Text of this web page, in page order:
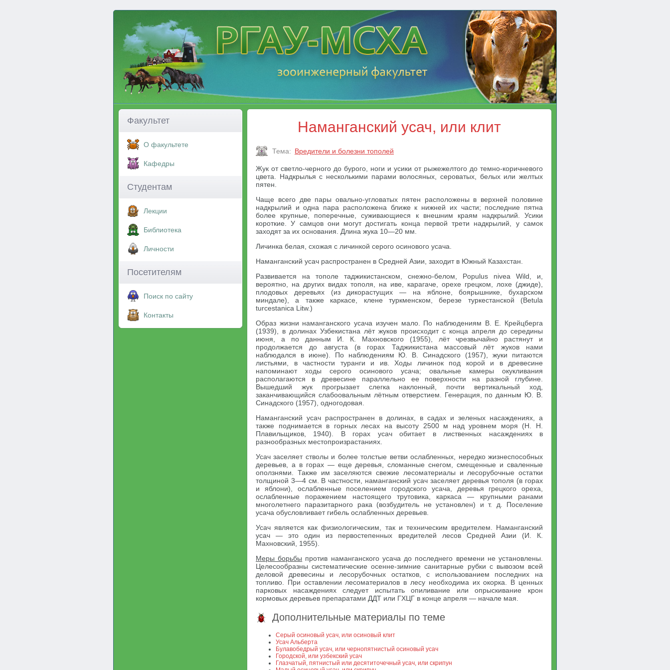
Факультет
О факультете
Кафедры
Студентам
Лекции
Библиотека
Личности
Посетителям
Поиск по сайту
Контакты
Наманганский усач, или клит
Тема: Вредители и болезни тополей
Жук от светло-черного до бурого, ноги и усики от рыжежелтого до темно-коричневого
цвета. Надкрылья с несколькими парами волосяных, сероватых, белых или желтых
пятен.
Чаще всего две пары овально-угловатых пятен расположены в верхней половине
надкрылий и одна пара расположена ближе к нижней их части; последние пятна
более крупные, поперечные, суживающиеся к внешним краям надкрылий. Усики
короткие. У самцов они могут достигать конца первой трети надкрылий, у самок
заходят за их основания. Длина жука 10—20 мм.
Личинка белая, схожая с личинкой серого осинового усача.
Наманганский усач распространен в Средней Азии, заходит в Южный Казахстан.
Развивается на тополе таджикистанском, снежно-белом, Populus nivea Wild, и,
вероятно, на других видах тополя, на иве, карагаче, орехе грецком, лохе (джиде),
плодовых деревьях (из дикорастущих — на яблоне, боярышнике, бухарском
миндале), а также каркасе, клене туркменском, березе туркестанской (Betula
turcestanica Litw.)
Образ жизни наманганского усача изучен мало. По наблюдениям В. Е. Крейцберга
(1939), в долинах Узбекистана лёт жуков происходит с конца апреля до середины
июня, а по данным И. К. Махновского (1955), лёт чрезвычайно растянут и
продолжается до августа (в горах Таджикистана массовый лёт жуков нами
наблюдался в июне). По наблюдениям Ю. В. Синадского (1957), жуки питаются
листьями, в частности туранги и ив. Ходы личинок под корой и в древесине
напоминают ходы серого осинового усача; овальные камеры окукливания
располагаются в древесине параллельно ее поверхности на разной глубине.
Вышедший жук прогрызает слегка наклонный, почти вертикальный ход,
заканчивающийся слабоовальным лётным отверстием. Генерация, по данным Ю. В.
Синадского (1957), одногодовая.
Наманганский усач распространен в долинах, в садах и зеленых насаждениях, а
также поднимается в горных лесах на высоту 2500 м над уровнем моря (Н. Н.
Плавильщиков, 1940). В горах усач обитает в лиственных насаждениях в
разнообразных местопроизрастаниях.
Усач заселяет стволы и более толстые ветви ослабленных, нередко жизнеспособных
деревьев, а в горах — еще деревья, сломанные снегом, смещенные и сваленные
оползнями. Также им заселяются свежие лесоматериалы и лесорубочные остатки
толщиной 3—4 см. В частности, наманганский усач заселяет деревья тополя (в горах
и яблони), ослабленные поселением городского усача, деревья грецкого ореха,
ослабленные поражением настоящего трутовика, каркаса — крупными ранами
многолетнего паразитарного рака (возбудитель не установлен) и т. д. Поселение
усача обусловливает гибель ослабленных деревьев.
Усач является как физиологическим, так и техническим вредителем. Наманганский
усач — это один из первостепенных вредителей лесов Средней Азии (И. К.
Махновский, 1955).
Меры борьбы против наманганского усача до последнего времени не установлены.
Целесообразны систематические осенне-зимние санитарные рубки с вывозом всей
деловой древесины и лесорубочных остатков, с использованием последних на
топливо. При оставлении лесоматериалов в лесу необходима их окорка. В ценных
парковых насаждениях следует испытать опиливание или опрыскивание крон
кормовых деревьев препаратами ДДТ или ГХЦГ в конце апреля — начале мая.
Дополнительные материалы по теме
Серый осиновый усач, или осиновый клит
Усач Альберта
Булавобедрый усач, или чернопятнистый осиновый усач
Городской, или узбекский усач
Глазчатый, пятнистый или десятиточечный усач, или скрипун